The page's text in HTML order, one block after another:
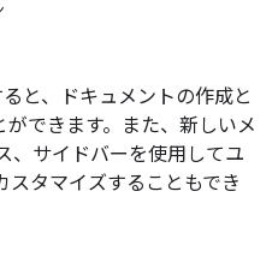
と、ドキュメントの作成と
できます。また、新しいメ
、サイドバーを使用してユ
スタマイズすることもでき